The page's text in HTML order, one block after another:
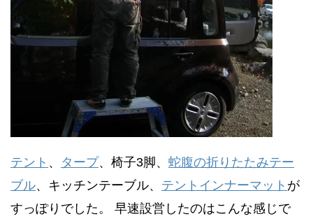
テント 、 タープ、椅子3脚、 蛇腹の折りたたみテー
ブル、キッチンテーブル、 テントインナーマット が
すっぽりでした。 早速設営したのはこんな感じで